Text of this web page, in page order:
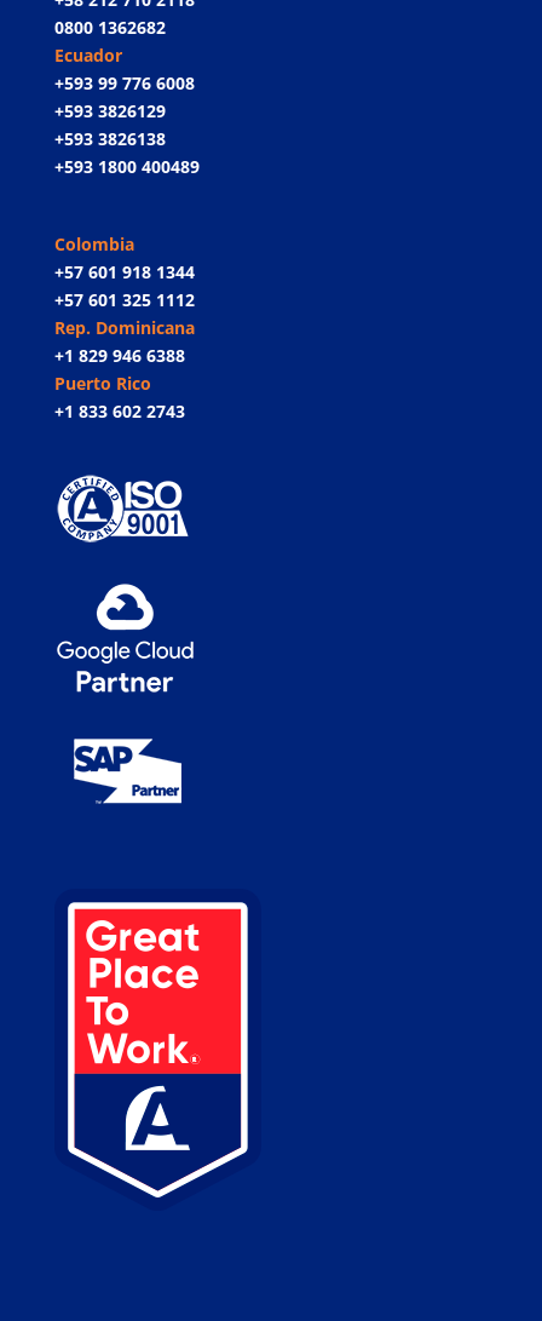
0800 1362682
Ecuador
+593 99 776 6008
+593 3826129
+593 3826138
+593 1800 400489
Colombia
+57 601 918 1344
+57 601 325 1112
Rep. Dominicana
+1 829 946 6388
Puerto Rico
+1 833 602 2743